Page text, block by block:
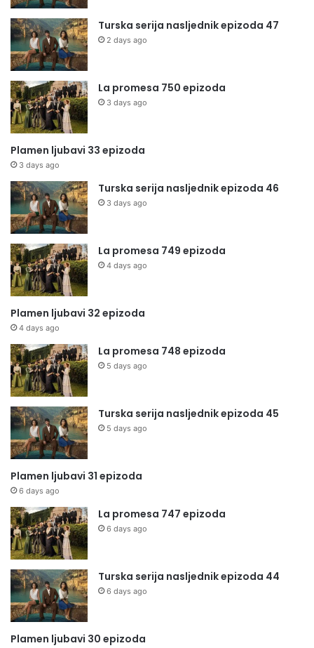
Turska serija nasljednik epizoda 47
2 days ago
La promesa 750 epizoda
3 days ago
Plamen ljubavi 33 epizoda
3 days ago
Turska serija nasljednik epizoda 46
3 days ago
La promesa 749 epizoda
4 days ago
Plamen ljubavi 32 epizoda
4 days ago
La promesa 748 epizoda
5 days ago
Turska serija nasljednik epizoda 45
5 days ago
Plamen ljubavi 31 epizoda
6 days ago
La promesa 747 epizoda
6 days ago
Turska serija nasljednik epizoda 44
6 days ago
Plamen ljubavi 30 epizoda